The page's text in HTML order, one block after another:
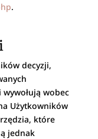
.
decyzji,
wobec
Użytkowników
które
jednak